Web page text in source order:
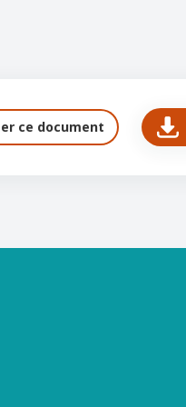
ce document